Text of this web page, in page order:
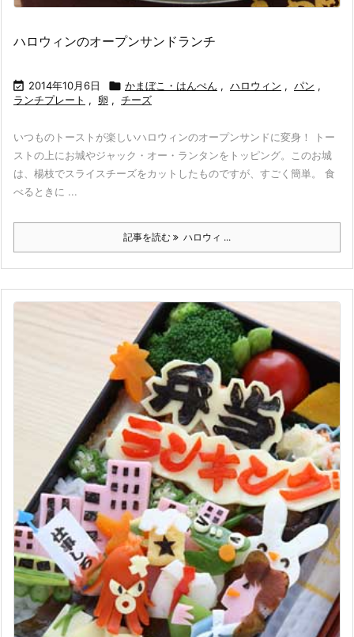
ハロウィンのオープンサンドランチ
 2014年10月6日  かまぼこ・はんぺん , ハロウィン , パン ,
ランチプレート , 卵 , チーズ
いつものトーストが楽しいハロウィンのオープンサンドに変身！ トー
ストの上にお城やジャック・オー・ランタンをトッピング。このお城
は、楊枝でスライスチーズをカットしたものですが、すごく簡単。 食
べるときに ...
記事を読む ハロウィ ...